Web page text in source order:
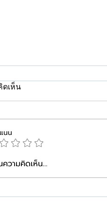
ยด์…ยิ่งเริ่มดูแลเร็ว ยิ่ง
แผนได้ง่ายกว่า
ดเห็น
นน
ความคิดเห็น…